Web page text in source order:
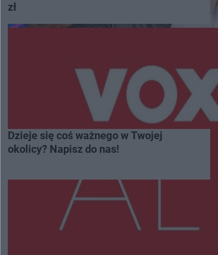
zł
Dzieje się coś ważnego w Twojej
okolicy? Napisz do nas!
Więcej